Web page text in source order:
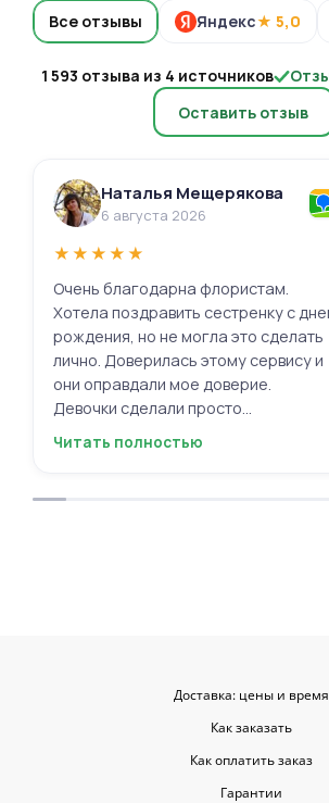
Все отзывы Яндекс★ 5,0
1 593 отзыва из 4 источников
Оставить отзыв
Наталья Мещерякова
6 августа 2026
★★★★★
Очень благодарна флористам.
Хотела поздравить сестренку с
рождения, но не могла это сделать
лично. Доверилась этому сервису и
они оправдали мое доверие.
Девочки сделали просто
фантастическую цветочную
для согласования. Все заботливо
Читать полностью
Доставка: цены и время
Как заказать
Как оплатить заказ
Гарантии